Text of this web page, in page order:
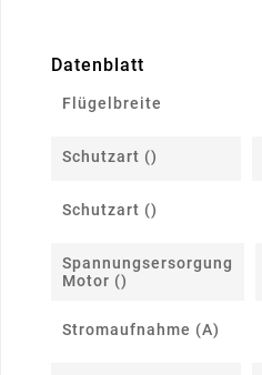
Datenblatt
Flügelbreite
Schutzart ()
Schutzart ()
Spannungsersorgung
Motor ()
Stromaufnahme (A)